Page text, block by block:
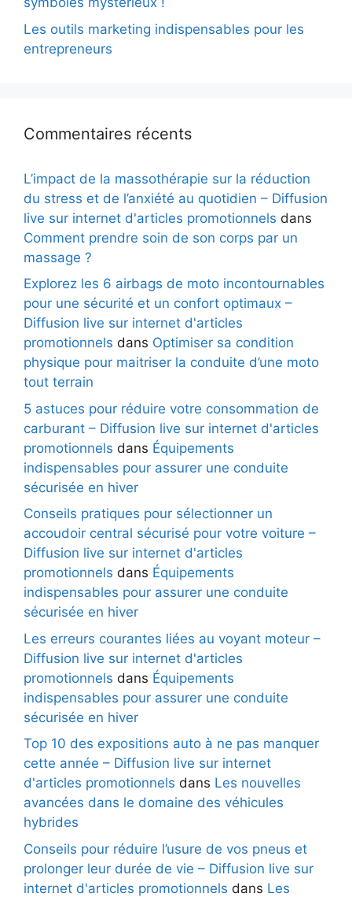
Les outils marketing indispensables pour les
entrepreneurs
Commentaires récents
L’impact de la massothérapie sur la réduction
du stress et de l’anxiété au quotidien – Diffusion
live sur internet d'articles promotionnels dans
Comment prendre soin de son corps par un
massage ?
Explorez les 6 airbags de moto incontournables
pour une sécurité et un confort optimaux –
Diffusion live sur internet d'articles
promotionnels dans Optimiser sa condition
physique pour maitriser la conduite d’une moto
tout terrain
5 astuces pour réduire votre consommation de
carburant – Diffusion live sur internet d'articles
promotionnels dans Équipements
indispensables pour assurer une conduite
sécurisée en hiver
Conseils pratiques pour sélectionner un
accoudoir central sécurisé pour votre voiture –
Diffusion live sur internet d'articles
promotionnels dans Équipements
indispensables pour assurer une conduite
sécurisée en hiver
Les erreurs courantes liées au voyant moteur –
Diffusion live sur internet d'articles
promotionnels dans Équipements
indispensables pour assurer une conduite
sécurisée en hiver
Top 10 des expositions auto à ne pas manquer
cette année – Diffusion live sur internet
d'articles promotionnels dans Les nouvelles
avancées dans le domaine des véhicules
hybrides
Conseils pour réduire l’usure de vos pneus et
prolonger leur durée de vie – Diffusion live sur
internet d'articles promotionnels dans Les